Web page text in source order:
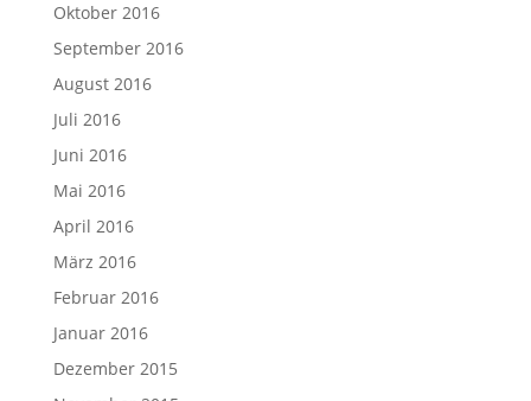
Oktober 2016
September 2016
August 2016
Juli 2016
Juni 2016
Mai 2016
April 2016
März 2016
Februar 2016
Januar 2016
Dezember 2015